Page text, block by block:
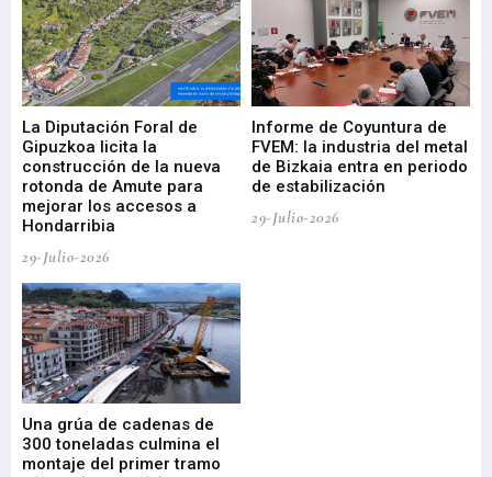
La Diputación Foral de
Gipuzkoa licita la
construcción de la nueva
rotonda de Amute para
mejorar los accesos a
Hondarribia
29-Julio-2026
Informe de Coyuntura de
FVEM: la industria del metal
de Bizkaia entra en periodo
de estabilización
29-Julio-2026
Una grúa de cadenas de
300 toneladas culmina el
montaje del primer tramo